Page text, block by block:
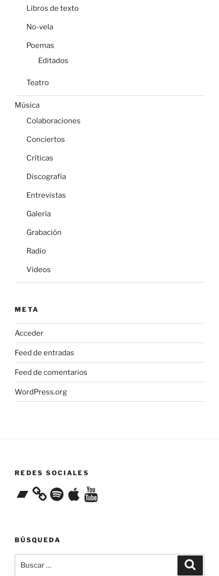
Libros de texto
No-vela
Poemas
Editados
Teatro
Música
Colaboraciones
Conciertos
Críticas
Discografía
Entrevistas
Galería
Grabación
Radio
Videos
META
Acceder
Feed de entradas
Feed de comentarios
WordPress.org
REDES SOCIALES
BandcampSpotifyApple YouTube
BÚSQUEDA
por: